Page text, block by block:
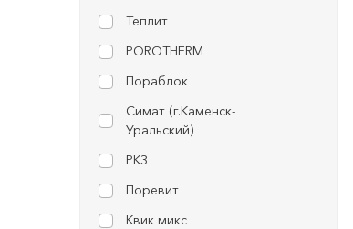
Теплит
POROTHERM
Пораблок
Симат (г.Каменск-
Уральский)
РКЗ
Поревит
Квик микс